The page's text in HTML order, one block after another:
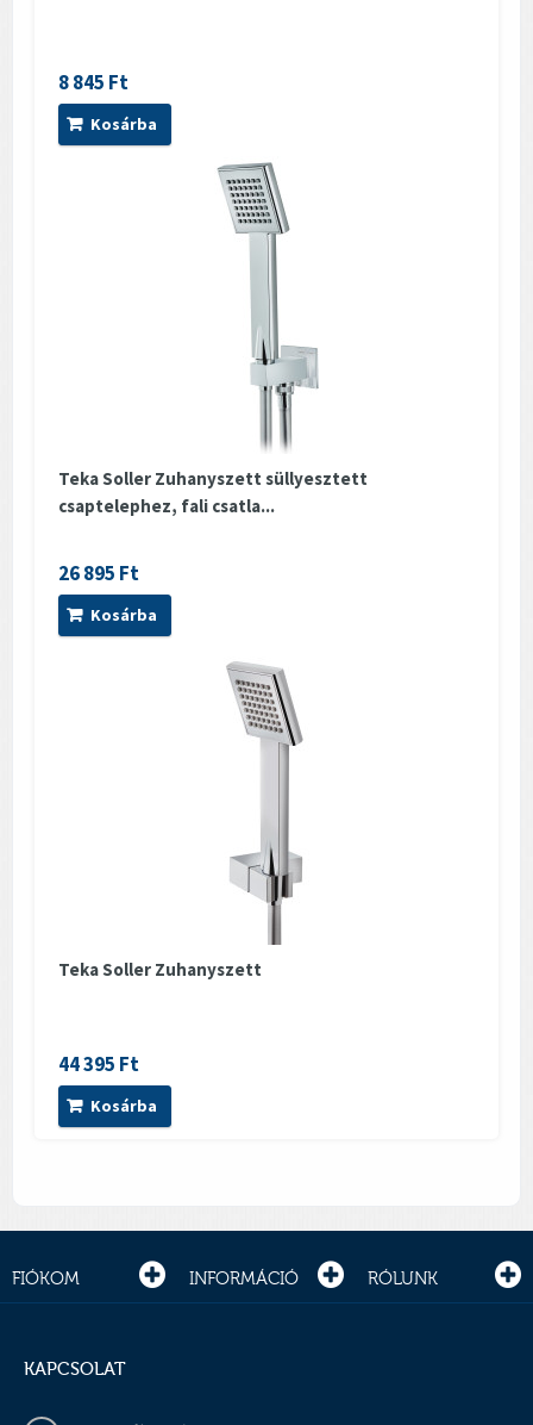
8 845 Ft
Kosárba
Teka Soller Zuhanyszett süllyesztett
csaptelephez, fali csatla...
26 895 Ft
Kosárba
Teka Soller Zuhanyszett
44 395 Ft
Kosárba
FIÓKOM INFORMÁCIÓ RÓLUNK
KAPCSOLAT